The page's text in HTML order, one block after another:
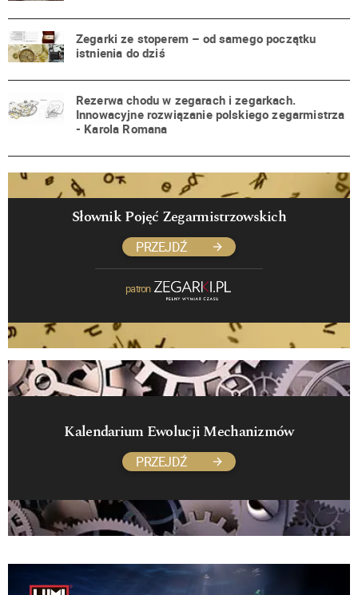
Zegarki ze stoperem – od samego początku
istnienia do dziś
Rezerwa chodu w zegarach i zegarkach.
Innowacyjne rozwiązanie polskiego zegarmistrza
- Karola Romana
Słownik Pojęć Zegarmistrzowskich
PRZEJDŹ
patron
Kalendarium Ewolucji Mechanizmów
PRZEJDŹ